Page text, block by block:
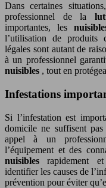
Dans certaines
professionnel de la
importantes, les
l’utilisation de produits
légales sont autant de
à un professionnel
nuisibles , tout en
Infestations
Si l’infestation est
domicile ne suffisent
appel à un
l’équipement et des
nuisiblesrapidement
identifier les causes de
prévention pour éviter